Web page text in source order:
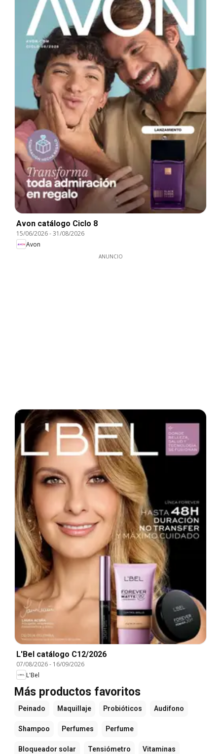
Avon catálogo Ciclo 8
15/06/2026-31/08/2026
Avon
ANUNCIO
L'Bel catálogo C12/2026
07/08/2026- 16/09/2026
L'Bel
Más productos favoritos
Peinado Maquillaje Probióticos Audifono
Shampoo Perfumes Perfume
Bloqueador solar Tensiómetro Vitaminas